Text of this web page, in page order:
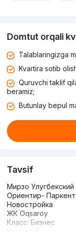
Domtut orqali
Talablaringizga
Kvartira sotib
Quruvchi taklif
beramiz;
Butunlay bepul
Tavsif
Мирзо Улугбекский
Ориентир-
Новостройка
ЖК Oqsaroy
Класс: Бизнес